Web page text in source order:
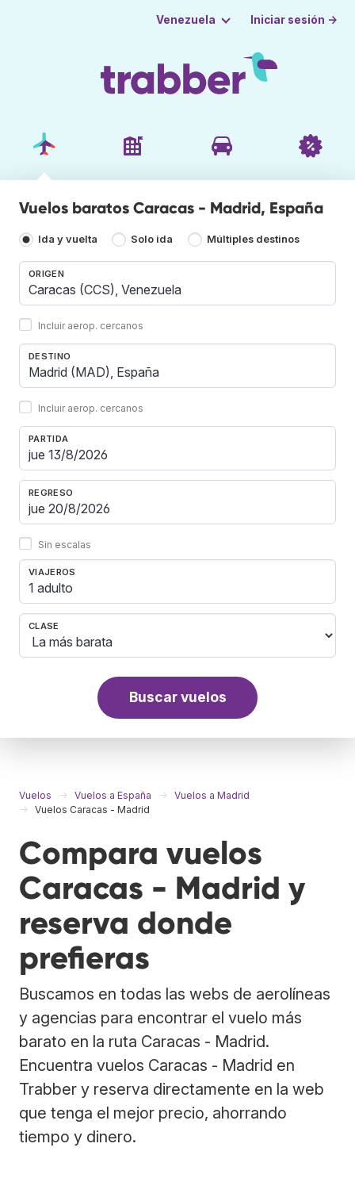
Venezuela Iniciar sesión →
Vuelos baratos Caracas - Madrid, España
Ida y vuelta Solo ida Múltiples destinos
ORIGEN
Incluir aerop. cercanos
DESTINO
Incluir aerop. cercanos
PARTIDA
REGRESO
Sin escalas
VIAJEROS
1 adulto
CLASE
Buscar vuelos
Vuelos Vuelos a España
Vuelos a Madrid
Vuelos Caracas - Madrid
Compara vuelos
Caracas - Madrid y
reserva donde
prefieras
Buscamos en todas las webs de aerolíneas
y agencias para encontrar el vuelo más
barato en la ruta Caracas - Madrid.
Encuentra vuelos Caracas - Madrid en
Trabber y reserva directamente en la web
que tenga el mejor precio, ahorrando
tiempo y dinero.